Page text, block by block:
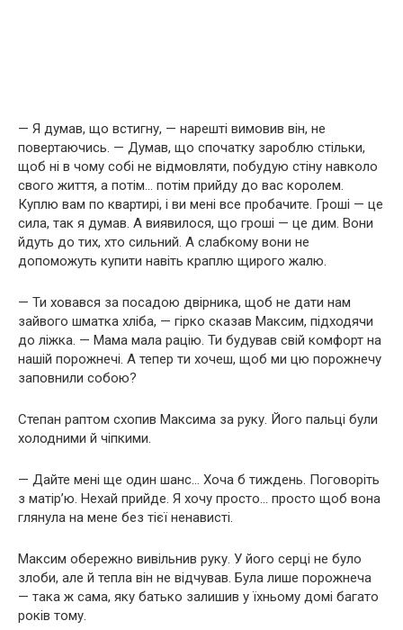
— Я думав, що встигну, — нарешті вимовив він, не
повертаючись. — Думав, що спочатку зароблю стільки,
щоб ні в чому собі не відмовляти, побудую стіну навколо
свого життя, а потім… потім прийду до вас королем.
Куплю вам по квартирі, і ви мені все пробачите. Гроші — це
сила, так я думав. А виявилося, що гроші — це дим. Вони
йдуть до тих, хто сильний. А слабкому вони не
допоможуть купити навіть краплю щирого жалю.
— Ти ховався за посадою двірника, щоб не дати нам
зайвого шматка хліба, — гірко сказав Максим, підходячи
до ліжка. — Мама мала рацію. Ти будував свій комфорт на
нашій порожнечі. А тепер ти хочеш, щоб ми цю порожнечу
заповнили собою?
Степан раптом схопив Максима за руку. Його пальці були
холодними й чіпкими.
— Дайте мені ще один шанс… Хоча б тиждень. Поговоріть
з матір’ю. Нехай прийде. Я хочу просто… просто щоб вона
глянула на мене без тієї ненависті.
Максим обережно вивільнив руку. У його серці не було
злоби, але й тепла він не відчував. Була лише порожнеча
— така ж сама, яку батько залишив у їхньому домі багато
років тому.